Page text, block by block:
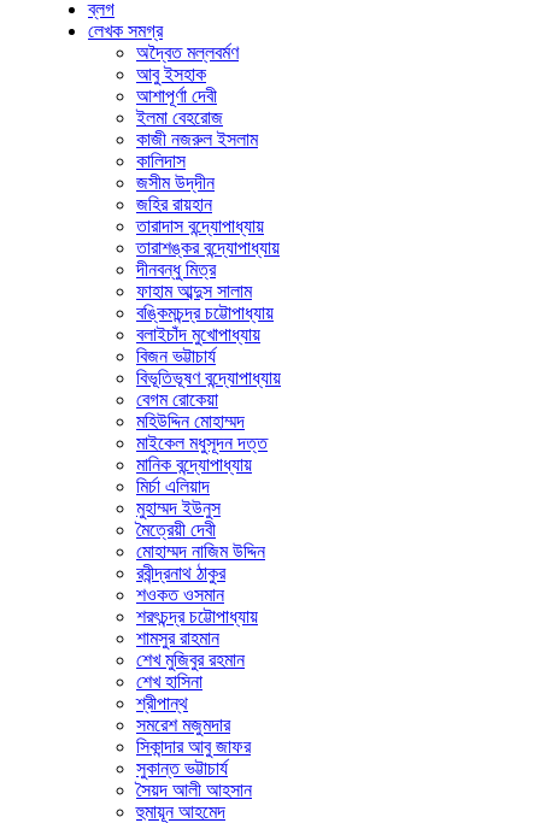
ব্লগ
লেখক সমগ্র
অদ্বৈত মল্লবর্মণ
আবু ইসহাক
আশাপূর্ণা দেবী
ইলমা বেহরোজ
কাজী নজরুল ইসলাম
কালিদাস
জসীম উদ্‌দীন
জহির রায়হান
তারাদাস বন্দ্যোপাধ্যায়
তারাশঙ্কর বন্দ্যোপাধ্যায়
দীনবন্ধু মিত্র
ফাহাম আব্দুস সালাম
বঙ্কিমচন্দ্র চট্টোপাধ্যায়
বলাইচাঁদ মুখোপাধ্যায়
বিজন ভট্টাচার্য
বিভূতিভূষণ বন্দ্যোপাধ্যায়
বেগম রোকেয়া
মহিউদ্দিন মোহাম্মদ
মাইকেল মধুসূদন দত্ত
মানিক বন্দ্যোপাধ্যায়
মির্চা এলিয়াদ
মুহাম্মদ ইউনুস
মৈত্রেয়ী দেবী
মোহাম্মদ নাজিম উদ্দিন
রবীন্দ্রনাথ ঠাকুর
শওকত ওসমান
শরৎচন্দ্র চট্টোপাধ্যায়
শামসুর রাহমান
শেখ মুজিবুর রহমান
শেখ হাসিনা
শ্রীপান্থ
সমরেশ মজুমদার
সিকান্দার আবু জাফর
সুকান্ত ভট্টাচার্য
সৈয়দ আলী আহসান
হুমায়ূন আহমেদ